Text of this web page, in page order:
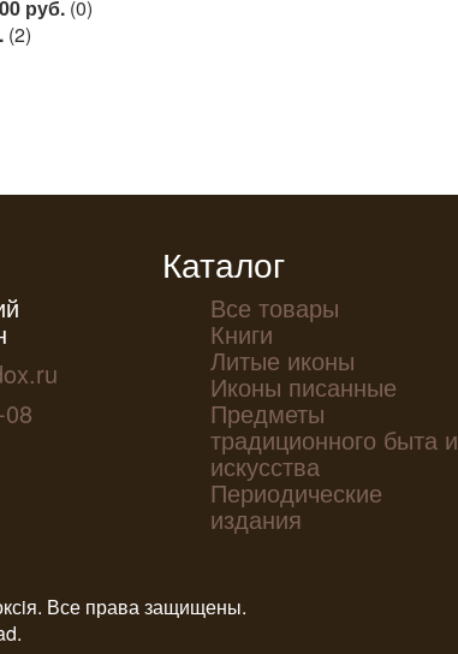
руб. (0)
(2)
Каталог
Все товары
Книги
Литые иконы
Иконы писанные
Предметы
традиционного быта и
искусства
Периодические
издания
Все права защищены.
.